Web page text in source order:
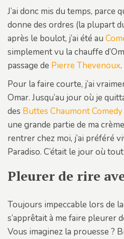
J’ai donc mis du temps, parce
donne des ordres (la plupart
après le boulot, j’ai été au
simplement vu la chauffe
passage de Pierre Thevenoux.
Pour la faire courte, j’ai
Omar. Jusqu’au jour où je
des Buttes Chaumont
une grande partie de ma
rentrer chez moi, j’ai préféré
Paradiso. C’était le jour où
Pleurer de rire
Toujours impeccable lors de
s’apprêtait à me faire pleurer
Vous imaginez la prouesse ?